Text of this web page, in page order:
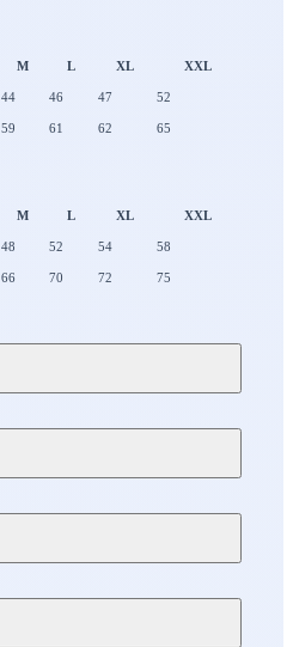
M L XL XXL
44 46 47 52
59 61 62 65
M L XL XXL
48 52 54 58
66 70 72 75